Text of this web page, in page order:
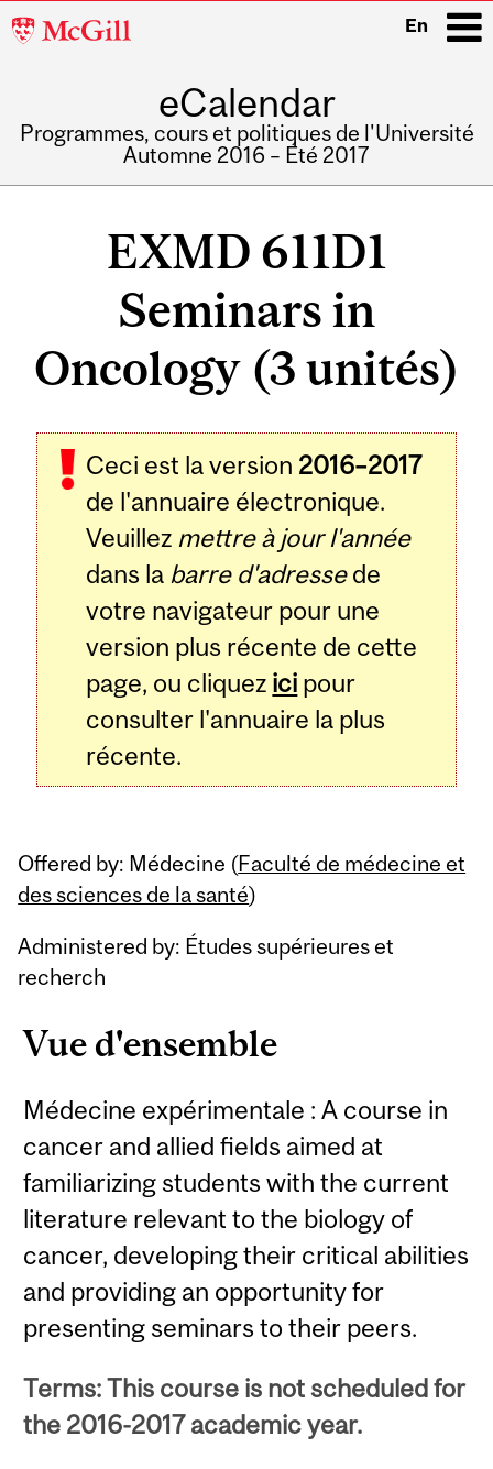
McGill
En
eCalendar
Programmes, cours et politiques de l'Université
Automne 2016 – Été 2017
EXMD 611D1
Seminars in
Oncology (3 unités)
Ceci est la version 2016–2017
de l'annuaire électronique.
Veuillez mettre à jour l'année
dans la barre d'adressede
votre navigateur pour une
version plus récente de cette
page, ou cliquez ici pour
consulter l'annuaire la plus
récente.
Offered by: Médecine (Faculté de médecine et
des sciences de la santé)
Administered by: Études supérieures et
recherch
Vue d'ensemble
Médecine expérimentale : A course in
cancer and allied fields aimed at
familiarizing students with the current
literature relevant to the biology of
cancer, developing their critical abilities
and providing an opportunity for
presenting seminars to their peers.
Terms: This course is not scheduled for
the 2016-2017 academic year.